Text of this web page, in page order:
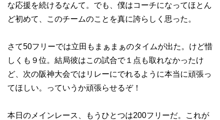
な応援を続けるなんて。でも、僕はコーチになってほとん
ど初めて、このチームのことを真に誇らしく思った。
さて50フリーでは立田もまぁまぁのタイムが出た。けど惜
しくも９位。結局彼はこの試合で１点も取れなかったけ
ど、次の阪神大会ではリレーにでれるように本当に頑張っ
てほしい。っていうか頑張らせるぞ！
本日のメインレース、もうひとつは200フリーだ。これが